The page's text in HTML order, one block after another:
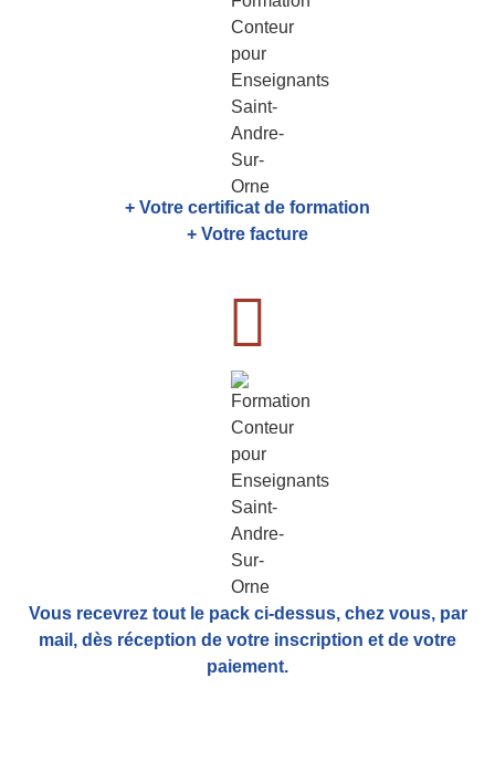
+ Votre certificat de formation
+ Votre facture
Vous recevrez tout le pack ci-dessus, chez vous, par
mail, dès réception de votre inscription et de votre
paiement.